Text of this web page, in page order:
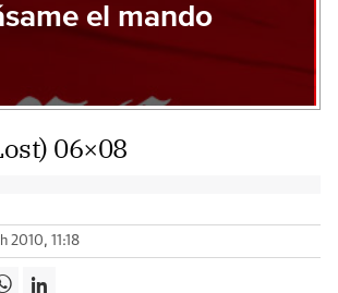
el mando
06×08
2010, 11:18